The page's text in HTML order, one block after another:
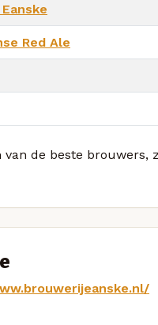
Red Ale
de beste brouwers,